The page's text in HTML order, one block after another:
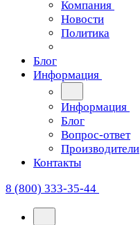
Компания
Новости
Политика
Блог
Информация
Информация
Блог
Вопрос-ответ
Производители
Контакты
8 (800) 333-35-44